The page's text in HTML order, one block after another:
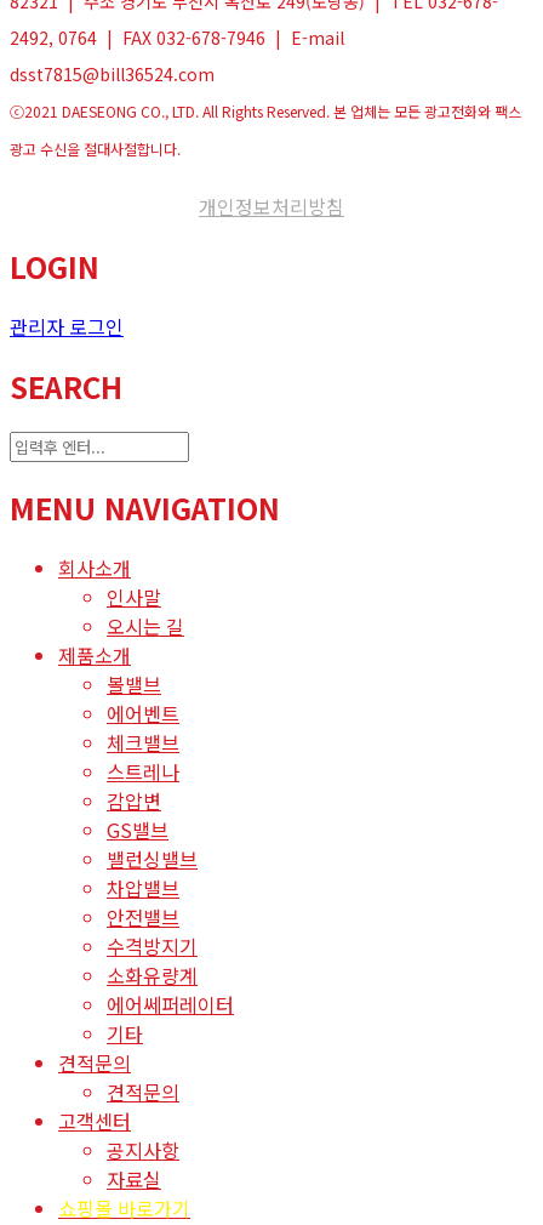
2492, 0764 | FAX 032-678-7946 | E-mail
dsst7815@bill36524.com
ⓒ2021 DAESEONG CO., LTD. All Rights Reserved. 본 업체는 모든 광고전화와 팩스
광고 수신을 절대사절합니다.
개인정보처리방침
LOGIN
관리자 로그인
SEARCH
MENU NAVIGATION
회사소개
인사말
오시는 길
제품소개
볼밸브
에어벤트
체크밸브
스트레나
감압변
GS밸브
밸런싱밸브
차압밸브
안전밸브
수격방지기
소화유량계
에어쎄퍼레이터
기타
견적문의
견적문의
고객센터
공지사항
자료실
쇼핑몰 바로가기